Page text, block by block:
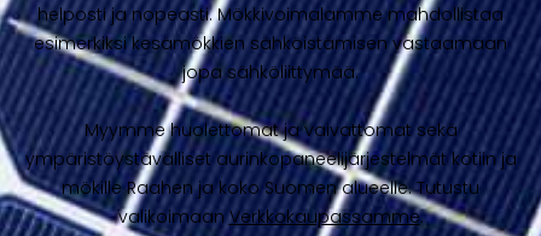
helposti ja nopeasti. Mökkivoimalamme mahdollistaa
esimerkiksi kesämökkien sähköistämisen vastaamaan
jopa sähköliittymää.
Myymme huolettomat ja vaivattomat sekä
ympäristöystävälliset aurinkopaneelijärjestelmät kotiin ja
mökille Raahen ja koko Suomen alueelle. Tutustu
valikoimaanVerkkokaupassamme.